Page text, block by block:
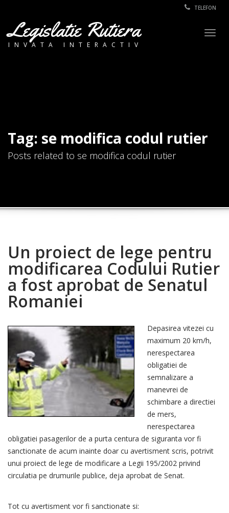
TELEFON
Legislatie Rutiera
INVATA INTERACTIV
Tag: se modifica codul rutier
Posts related to se modifica codul rutier
Un proiect de lege pentru
modificarea Codului Rutier
a fost aprobat de Senatul
Romaniei
Depasirea vitezei cu
maximum 20 km/h,
nerespectarea
obligatiei de
semnalizare a
manevrei de
schimbare a directiei
de mers,
nerespectarea
obligatiei pasagerilor de a purta centura de siguranta vor fi
sanctionate de acum inainte doar cu avertisment scris, potrivit
unui proiect de lege de modificare a Legii 195/2002 privind
circulatia pe drumurile publice, deja aprobat de Senat.
Tot cu avertisment vor fi sanctionate si: